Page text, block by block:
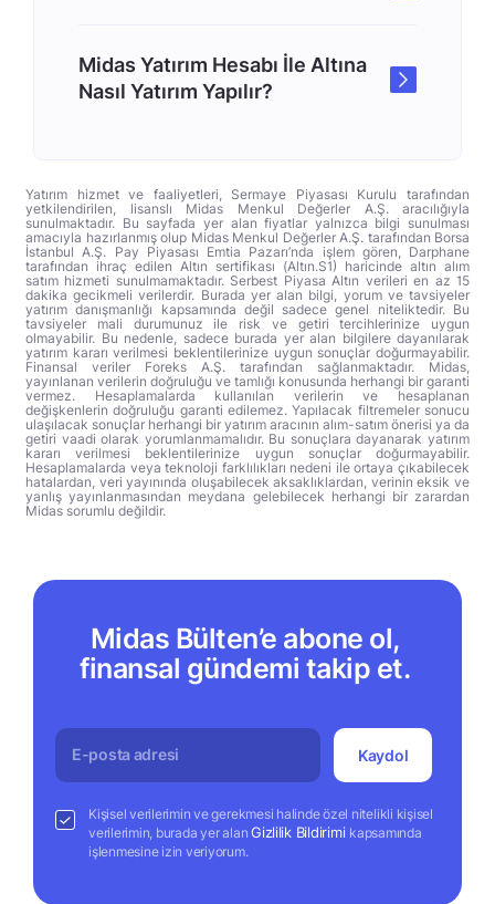
Midas Yatırım Hesabı İle Altına
Nasıl Yatırım Yapılır?
Yatırım hizmet ve faaliyetleri, Sermaye Piyasası Kurulu tarafından
yetkilendirilen, lisanslı Midas Menkul Değerler A.Ş. aracılığıyla
sunulmaktadır. Bu sayfada yer alan fiyatlar yalnızca bilgi sunulması
amacıyla hazırlanmış olup Midas Menkul Değerler A.Ş. tarafından Borsa
İstanbul A.Ş. Pay Piyasası Emtia Pazarı’nda işlem gören, Darphane
tarafından ihraç edilen Altın sertifikası (Altın.S1) haricinde altın alım
satım hizmeti sunulmamaktadır. Serbest Piyasa Altın verileri en az 15
dakika gecikmeli verilerdir. Burada yer alan bilgi, yorum ve tavsiyeler
yatırım danışmanlığı kapsamında değil sadece genel niteliktedir. Bu
tavsiyeler mali durumunuz ile risk ve getiri tercihlerinize uygun
olmayabilir. Bu nedenle, sadece burada yer alan bilgilere dayanılarak
yatırım kararı verilmesi beklentilerinize uygun sonuçlar doğurmayabilir.
Finansal veriler Foreks A.Ş. tarafından sağlanmaktadır. Midas,
yayınlanan verilerin doğruluğu ve tamlığı konusunda herhangi bir garanti
vermez. Hesaplamalarda kullanılan verilerin ve hesaplanan
değişkenlerin doğruluğu garanti edilemez. Yapılacak filtremeler sonucu
ulaşılacak sonuçlar herhangi bir yatırım aracının alım-satım önerisi ya da
getiri vaadi olarak yorumlanmamalıdır. Bu sonuçlara dayanarak yatırım
kararı verilmesi beklentilerinize uygun sonuçlar doğurmayabilir.
Hesaplamalarda veya teknoloji farklılıkları nedeni ile ortaya çıkabilecek
hatalardan, veri yayınında oluşabilecek aksaklıklardan, verinin eksik ve
yanlış yayınlanmasından meydana gelebilecek herhangi bir zarardan
Midas sorumlu değildir.
Midas Bülten’e abone ol,
finansal gündemi takip et.
Kaydol
Kişisel verilerimin ve gerekmesi halinde özel nitelikli kişisel
verilerimin, burada yer alanGizlilik Bildirimi kapsamında
işlenmesine izin veriyorum.